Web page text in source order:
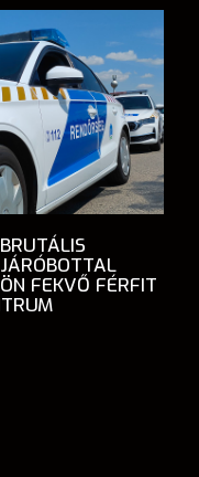
FEKVŐ FÉRFIT